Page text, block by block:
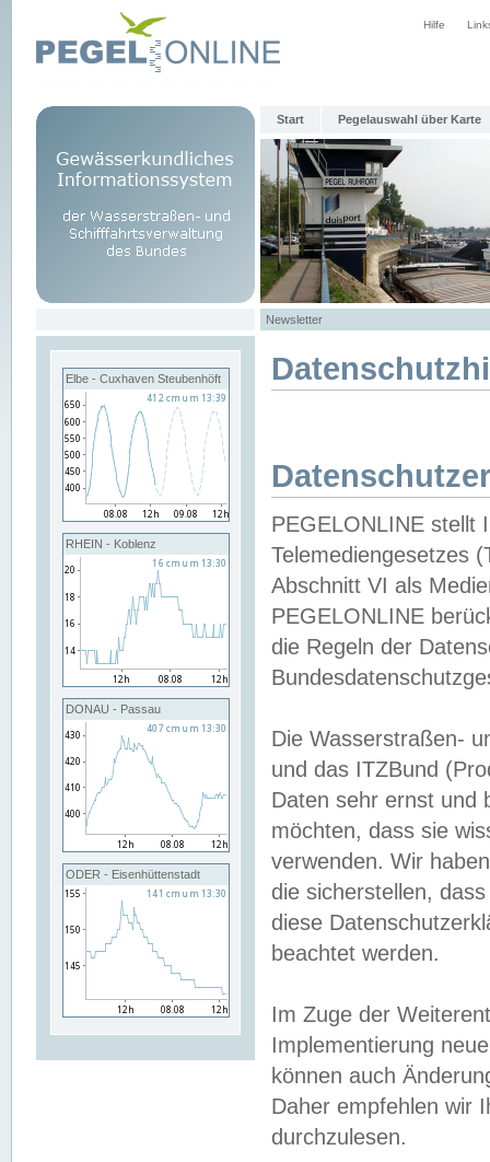
Hilfe
Start Pegelauswahl über Karte
Newsletter
Elbe - Cuxhaven Steubenhöft
RHEIN - Koblenz
DONAU - Passau
ODER - Eisenhüttenstadt
PEGELONLINE stellt
Telemediengesetzes
Abschnitt VI als
PEGELONLINE
die Regeln der
Die Wasserstraßen-
und das ITZBund
Daten sehr ernst und
möchten, dass sie
verwenden. Wir
die sicherstellen,
diese
beachtet werden.
Im Zuge der
Implementierung
können auch
Daher empfehlen wir
durchzulesen.